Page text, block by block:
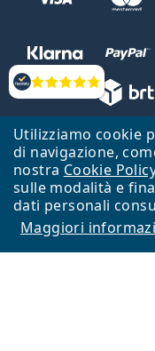
Utilizziamo cookie
di navigazione,
nostra Cookie
sulle modalità e
dati personali
Maggiori
Valutazione
Lentiamo s.r.o.,
Torna
Il sito Lentiamo.it è